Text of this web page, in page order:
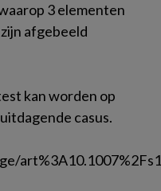
3 elementen
afgebeeld
kan worden op
casus.